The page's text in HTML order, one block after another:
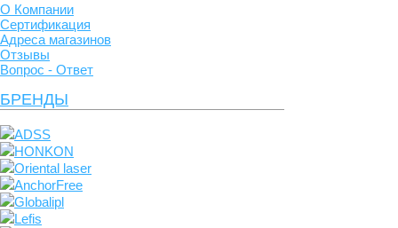
О Компании
Сертификация
Адреса магазинов
Отзывы
Вопрос - Ответ
БРЕНДЫ
ADSS
HONKON
Oriental laser
AnchorFree
Globalipl
Lefis